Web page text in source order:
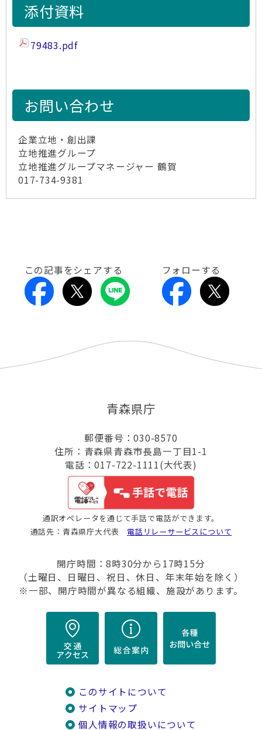
添付資料
79483.pdf
お問い合わせ
企業立地・創出課
立地推進グループ
立地推進グループマネージャー 鶴賀
017-734-9381
この記事をシェアする フォローする
青森県庁
郵便番号：030-8570
住所：青森県青森市長島一丁目1-1
電話：017-722-1111(大代表)
通訳オペレータを通じて手話で電話ができます。
通話先：青森県庁大代表 電話リレーサービスについて
開庁時間：8時30分から17時15分
（土曜日、日曜日、祝日、休日、年末年始を除く）
※一部、開庁時間が異なる組織、施設があります。
このサイトについて
サイトマップ
個人情報の取扱いについて